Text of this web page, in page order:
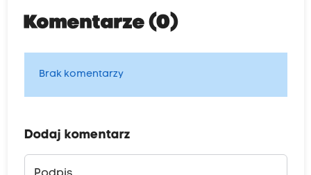
Komentarze (0)
Brak komentarzy
Dodaj komentarz